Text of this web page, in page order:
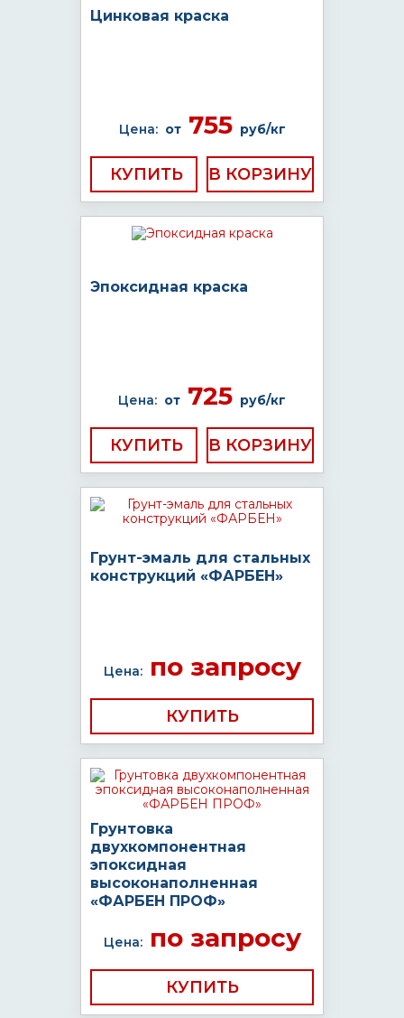
Цинковая краска
Цена: от755 руб/кг
КУПИТЬ
Эпоксидная краска
Цена: от 725 руб/кг
КУПИТЬ
Грунт-эмаль для стальных
конструкций «ФАРБЕН»
Цена:по запросу
КУПИТЬ
Грунтовка
двухкомпонентная
эпоксидная
высоконаполненная
«ФАРБЕН ПРОФ»
Цена:по запросу
КУПИТЬ